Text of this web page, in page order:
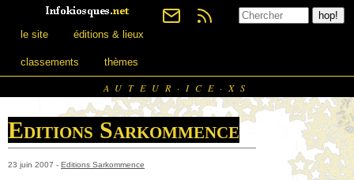
le site éditions & lieux
classements thèmes
AUTEUR·ICE·XS
Editions Sarkommence
23 juin 2007 - Editions Sarkommence